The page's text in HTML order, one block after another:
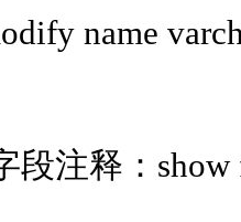
name
注释：show